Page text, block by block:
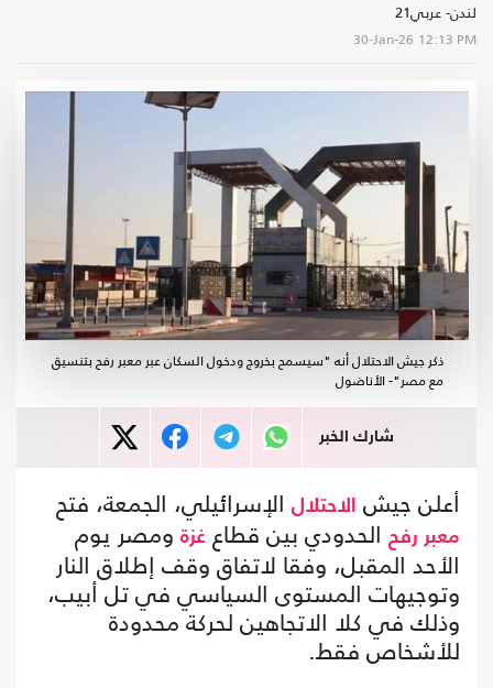
لندن- عربي21
30-Jan-26 12:13 PM
ذكر جيش الاحتلال أنه "سيسمح بخروج ودخول السكان عبر معبر رفح بتنسيق
مع مصر"- الأناضول
شارك الخبر
أعلن جيش الاحتلال الإسرائيلي، الجمعة، فتح
معبر رفح الحدودي بين قطاع غزة ومصر يوم
الأحد المقبل، وفقا لاتفاق وقف إطلاق النار
وتوجيهات المستوى السياسي في تل أبيب،
وذلك في كلا الاتجاهين لحركة محدودة
للأشخاص فقط.